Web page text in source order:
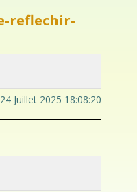
reflechir-
24 Juillet 2025 18:08:20